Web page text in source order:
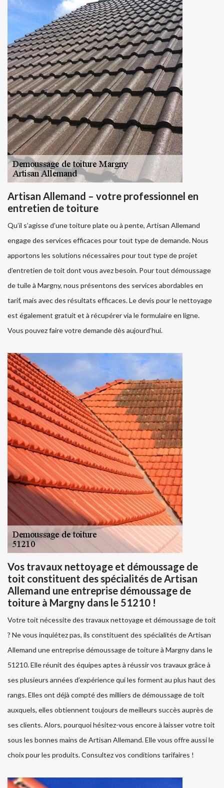
Artisan Allemand – votre professionnel en
entretien de toiture
Qu’il s’agisse d’une toiture plate ou à pente, Artisan Allemand
engage des services efficaces pour tout type de demande. Nous
apportons les solutions nécessaires pour tout type de projet
d’entretien de toit dont vous avez besoin. Pour tout démoussage
de tuile à Margny, nous présentons des services abordables en
tarif, mais avec des résultats efficaces. Le devis pour le nettoyage
est également gratuit et à récupérer via le formulaire en ligne.
Vous pouvez faire votre demande dès aujourd’hui.
Vos travaux nettoyage et démoussage de
toit constituent des spécialités de Artisan
Allemand une entreprise démoussage de
toiture à Margny dans le 51210 !
Votre toit nécessite des travaux nettoyage et démoussage de toit
? Ne vous inquiétez pas, ils constituent des spécialités de Artisan
Allemand une entreprise démoussage de toiture à Margny dans le
51210. Elle réunit des équipes aptes à réussir vos travaux grâce à
ses plusieurs années d’expérience qui les forment au plus haut des
rangs. Elles ont déjà compté des milliers de démoussage de toit
auxquels, elles obtiennent toujours de meilleurs succès auprès de
ses clients. Alors, pourquoi hésitez-vous encore à laisser votre toit
sous les bonnes mains de Artisan Allemand. Elle vous offre aussi le
choix pour les produits. Consultez vos conditions tarifaires !